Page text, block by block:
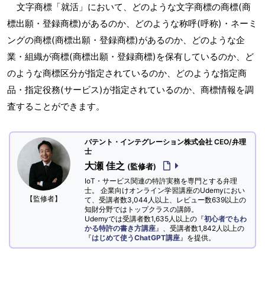
文字商標「就活」において、どのような文字商標の商標(商
標出願・登録商標)があるのか、どのような称呼(呼称)・ネーミ
ングの商標(商標出願・登録商標)があるのか、どのような企
業・組織が商標(商標出願・登録商標)を保有しているのか、ど
のような商標区分が指定されているのか、どのような指定商
品・指定役務(サービス)が指定されているのか、商標情報を調
査することができます。
【監修者】
パテント・インテグレーション株式会社 CEO/弁理
士
大瀬 佳之 (監修者)
IoT・サービス関連の特許実務を専門とする弁理
士。 企業向けオンライン学習講座のUdemyにおい
て、受講者数3,044人以上、レビュー数639以上の
知財分野ではトップクラスの講師。
Udemyでは受講者数1,635人以上の『初心者でもわ
かる特許の書き方講座 』、受講者数1,842人以上の
『はじめて使うChatGPT講座 』を提供。